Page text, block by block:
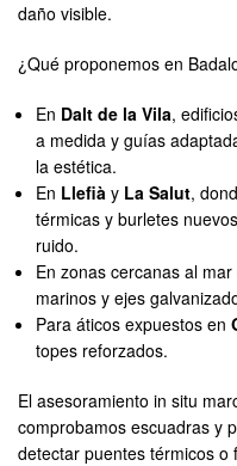
daño visible.
¿Qué proponemos en
En Dalt de la Vila,
a medida y guías
la estética.
En Llefià y La Salut,
térmicas y burletes
ruido.
En zonas cercanas al
marinos y ejes
Para áticos expuestos en
topes reforzados.
El asesoramiento in situ
comprobamos escuadras y
detectar puentes térmicos o